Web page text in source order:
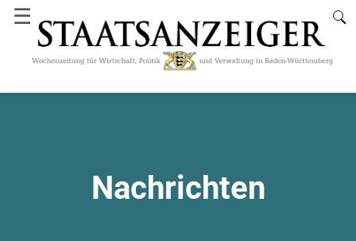
☰
Nachrichten